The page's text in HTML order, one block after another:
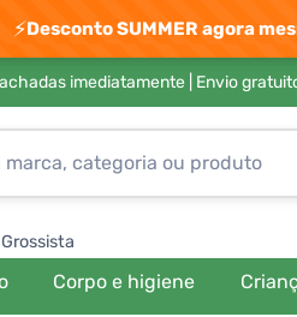
⚡Desconto SUMMER agora
imediatamente | Envio
Grossista
Corpo e higiene